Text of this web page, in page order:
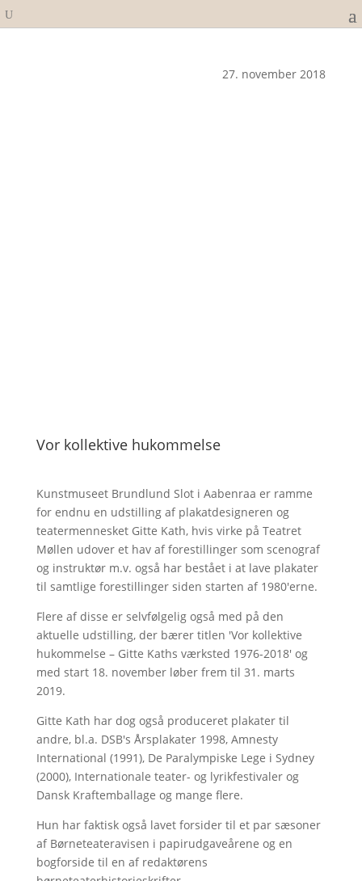
27. november 2018
Vor kollektive hukommelse
Kunstmuseet Brundlund Slot i Aabenraa er ramme
for endnu en udstilling af plakatdesigneren og
teatermennesket Gitte Kath, hvis virke på Teatret
Møllen udover et hav af forestillinger som scenograf
og instruktør m.v. også har bestået i at lave plakater
til samtlige forestillinger siden starten af 1980'erne.
Flere af disse er selvfølgelig også med på den
aktuelle udstilling, der bærer titlen 'Vor kollektive
hukommelse – Gitte Kaths værksted 1976-2018' og
med start 18. november løber frem til 31. marts
2019.
Gitte Kath har dog også produceret plakater til
andre, bl.a. DSB's Årsplakater 1998, Amnesty
International (1991), De Paralympiske Lege i Sydney
(2000), Internationale teater- og lyrikfestivaler og
Dansk Kraftemballage og mange flere.
Hun har faktisk også lavet forsider til et par sæsoner
af Børneteateravisen i papirudgaveårene og en
bogforside til en af redaktørens